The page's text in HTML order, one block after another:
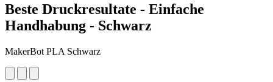
Beste Druckresultate - Einfache
Handhabung - Schwarz
MakerBot PLA Schwarz